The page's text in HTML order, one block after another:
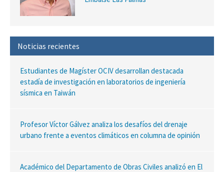
Noticias recientes
Estudiantes de Magíster OCIV desarrollan destacada
estadía de investigación en laboratorios de ingeniería
sísmica en Taiwán
Profesor Víctor Gálvez analiza los desafíos del drenaje
urbano frente a eventos climáticos en columna de opinión
Académico del Departamento de Obras Civiles analizó en El